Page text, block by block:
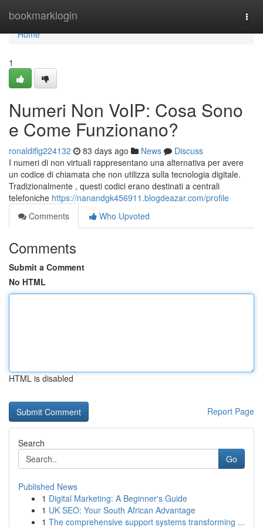
bookmarklogin
Home
Home
1
Numeri Non VoIP: Cosa Sono
e Come Funzionano?
ronaldiflg224132 83 days ago News
Discuss
I numeri di non virtuali rappresentano una alternativa per avere
un codice di chiamata che non utilizza sulla tecnologia digitale.
Tradizionalmente , questi codici erano destinati a centrali
telefoniche https://nanandgk456911.blogdeazar.com/profile
Comments
Who Upvoted
Comments
Submit a Comment
No HTML
HTML is disabled
Report Page
Search
Go
Published News
1 Digital Marketing: A Beginner's Guide
1 UK SEO: Your South African Advantage
1 The comprehensive support systems transforming ...